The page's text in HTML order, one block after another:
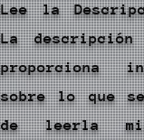
Lee la
La
proporciona
sobre lo que
de leerla